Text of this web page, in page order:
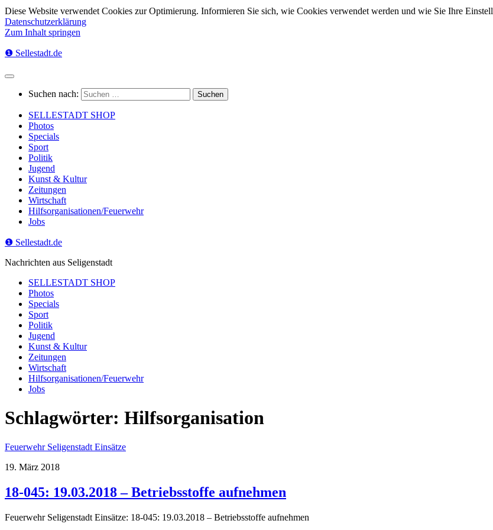
Diese Website verwendet Cookies zur Optimierung. Informieren Sie sich, wie Cookies verwendet werden und wie Sie Ihre
Datenschutzerklärung
Zum Inhalt springen
❶ Sellestadt.de
Suchen nach:
SELLESTADT SHOP
Photos
Specials
Sport
Politik
Jugend
Kunst & Kultur
Zeitungen
Wirtschaft
Hilfsorganisationen/Feuerwehr
Jobs
❶ Sellestadt.de
Nachrichten aus Seligenstadt
SELLESTADT SHOP
Photos
Specials
Sport
Politik
Jugend
Kunst & Kultur
Zeitungen
Wirtschaft
Hilfsorganisationen/Feuerwehr
Jobs
Schlagwörter: Hilfsorganisation
Feuerwehr Seligenstadt Einsätze
19. März 2018
18-045: 19.03.2018 – Betriebsstoffe aufnehmen
Feuerwehr Seligenstadt Einsätze: 18-045: 19.03.2018 – Betriebsstoffe aufnehmen